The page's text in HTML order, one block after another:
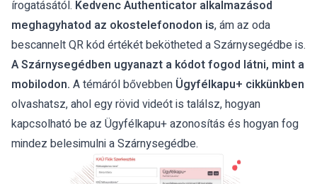
írogatásától. Kedvenc Authenticator alkalmazásod
meghagyhatod az okostelefonodon is, ám az oda
bescannelt QR kód értékét bekötheted a Szárnysegédbe is.
A Szárnysegédben ugyanazt a kódot fogod látni, mint a
mobilodon. A témáról bővebben Ügyfélkapu+ cikkünkben
olvashatsz, ahol egy rövid videót is találsz, hogyan
kapcsolható be az Ügyfélkapu+ azonosítás és hogyan fog
mindez belesimulni a Szárnysegédbe.